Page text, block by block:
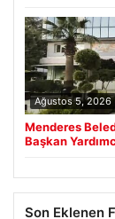
Ağustos 5, 2026
Menderes
Başkan
Son Eklenen